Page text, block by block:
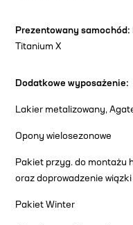
Prezentowany samochód:
Titanium X
Dodatkowe wyposażenie:
Lakier metalizowany,
Opony wielosezonowe
Pakiet przyg. do montażu
oraz doprowadzenie
Pakiet Winter